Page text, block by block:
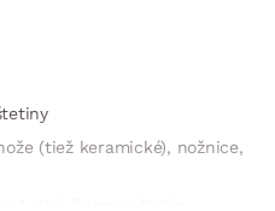
(tiež keramické), nožnice,